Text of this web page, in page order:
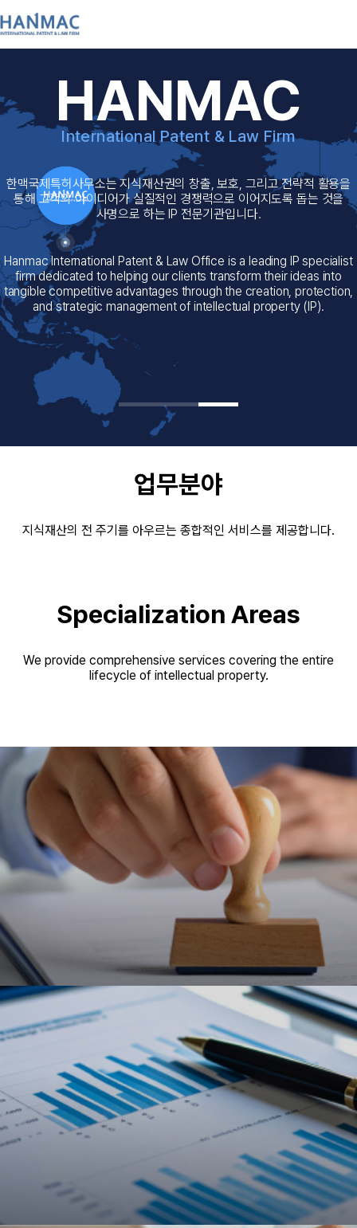
회사소개
인사말
오시는길
업무분야
구성원
기술거래플랫폼
판매기술목록
판매기술등록
구매신청/사업화
수요기술요청
공지&자료
HANMAC INTERNATIONAL PATENT & LAW FIRM
한맥(韓脈)은 지식재산의 힘으로
미래를 설계합니다.
Hanmac is committed to shaping
future through the strategic
of intellectual property.
업무분야
지식재산의 전 주기를 아우르는 종합적인 서비스를 제공합니다.
Specialization Areas
We provide comprehensive services covering the entire
lifecycle of intellectual property.